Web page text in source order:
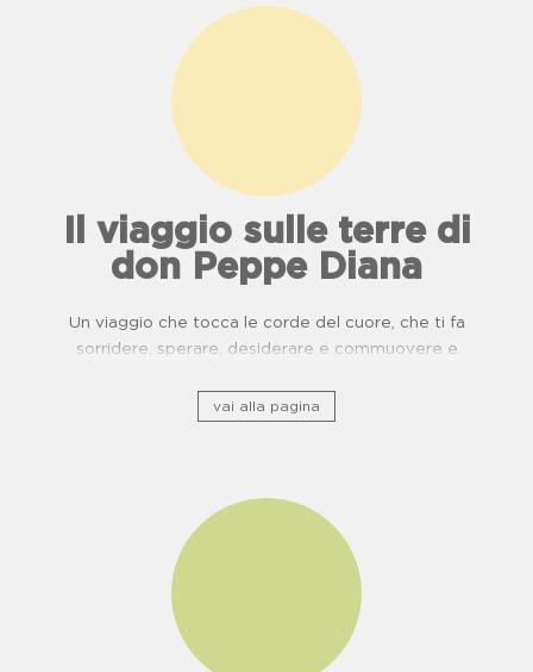
Il viaggio sulle terre di
don Peppe Diana
Un viaggio che tocca le corde del cuore, che ti fa
sorridere, sperare, desiderare e commuovere e
di usanze, cucina e buone pratiche.
vai alla pagina